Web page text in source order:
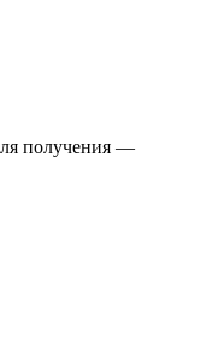
получения —